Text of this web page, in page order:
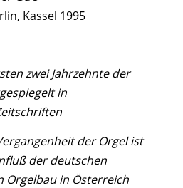
Kassel 1995
zwei Jahrzehnte der
in
der Orgel ist
der deutschen
Orgelbau in Österreich